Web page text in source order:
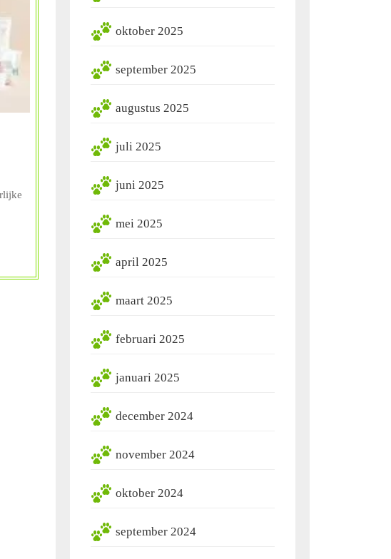
oktober 2025
september 2025
augustus 2025
juli 2025
juni 2025
mei 2025
april 2025
maart 2025
februari 2025
januari 2025
december 2024
november 2024
oktober 2024
september 2024